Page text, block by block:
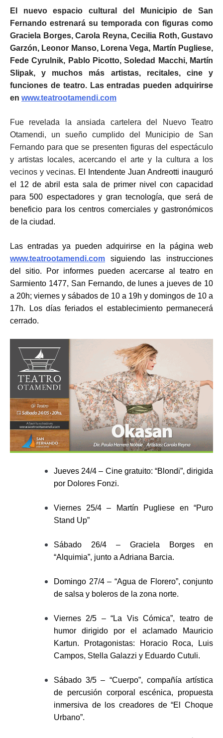
El nuevo espacio cultural del Municipio de San
Fernando estrenará su temporada con figuras como
Graciela Borges, Carola Reyna, Cecilia Roth, Gustavo
Garzón, Leonor Manso, Lorena Vega, Martín Pugliese,
Fede Cyrulnik, Pablo Picotto, Soledad Macchi, Martín
Slipak, y muchos más artistas, recitales, cine y
funciones de teatro. Las entradas pueden adquirirse
en www.teatrootamendi.com
Fue revelada la ansiada cartelera del Nuevo Teatro
Otamendi, un sueño cumplido del Municipio de San
Fernando para que se presenten figuras del espectáculo
y artistas locales, acercando el arte y la cultura a los
vecinos y vecinas. El Intendente Juan Andreotti inauguró
el 12 de abril esta sala de primer nivel con capacidad
para 500 espectadores y gran tecnología, que será de
beneficio para los centros comerciales y gastronómicos
de la ciudad.
Las entradas ya pueden adquirirse en la página web
www.teatrootamendi.com siguiendo las instrucciones
del sitio. Por informes pueden acercarse al teatro en
Sarmiento 1477, San Fernando, de lunes a jueves de 10
a 20h; viernes y sábados de 10 a 19h y domingos de 10 a
17h. Los días feriados el establecimiento permanecerá
cerrado.
Jueves 24/4 – Cine gratuito: “Blondi”, dirigida
por Dolores Fonzi.
Viernes 25/4 – Martín Pugliese en “Puro
Stand Up”
Sábado 26/4 – Graciela Borges en
“Alquimia”, junto a Adriana Barcia.
Domingo 27/4 – “Agua de Florero”, conjunto
de salsa y boleros de la zona norte.
Viernes 2/5 – “La Vis Cómica”, teatro de
humor dirigido por el aclamado Mauricio
Kartun. Protagonistas: Horacio Roca, Luis
Campos, Stella Galazzi y Eduardo Cutuli.
Sábado 3/5 – “Cuerpo”, compañía artística
de percusión corporal escénica, propuesta
inmersiva de los creadores de “El Choque
Urbano”.